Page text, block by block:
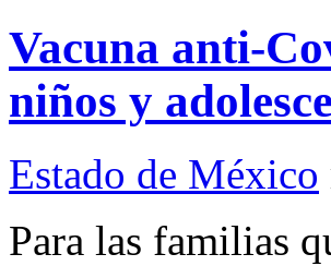
Vacuna anti-
niños y
Estado de México
Para las familias